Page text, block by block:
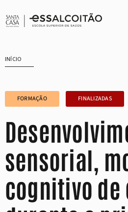
para
INÍCIO
FORMAÇÃO FINALIZADAS
sensorial,
cognitivo